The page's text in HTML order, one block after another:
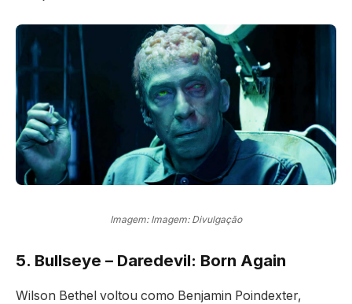
Imagem: Imagem: Divulgação
5. Bullseye – Daredevil: Born Again
Wilson Bethel voltou como Benjamin Poindexter,